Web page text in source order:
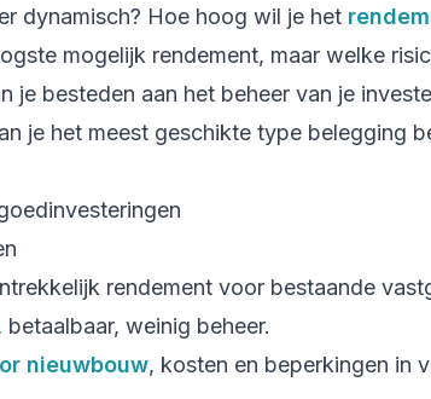
dynamisch? Hoe hoog wil je het
mogelijk rendement, maar welke
je besteden aan het beheer van je
je het meest geschikte type belegging
rendement voor bestaande
betaalbaar, weinig beheer.
nieuwbouw, kosten en beperkingen in